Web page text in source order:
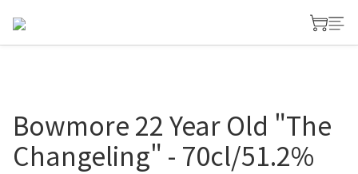
Bowmore 22 Year Old "The
Changeling" - 70cl/51.2%